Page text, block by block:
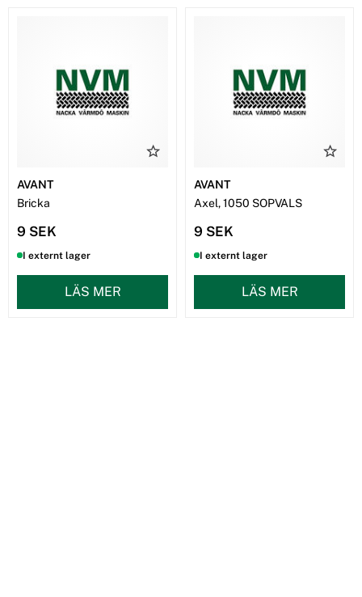
AVANT
Bricka
9 SEK
I externt lager
LÄS MER
AVANT
Axel, 1050 SOPVALS
9 SEK
I externt lager
LÄS MER